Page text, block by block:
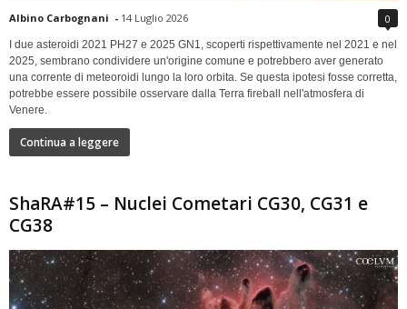
Albino Carbognani - 14 Luglio 2026 0
I due asteroidi 2021 PH27 e 2025 GN1, scoperti rispettivamente nel 2021 e nel
2025, sembrano condividere un'origine comune e potrebbero aver generato
una corrente di meteoroidi lungo la loro orbita. Se questa ipotesi fosse corretta,
potrebbe essere possibile osservare dalla Terra fireball nell'atmosfera di
Venere.
Continua a leggere
ShaRA#15 – Nuclei Cometari CG30, CG31 e
CG38